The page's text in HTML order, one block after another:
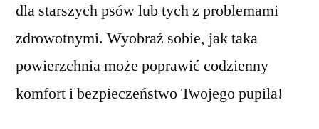
dla starszych psów lub tych z problemami
zdrowotnymi. Wyobraź sobie, jak taka
powierzchnia może poprawić codzienny
komfort i bezpieczeństwo Twojego pupila!